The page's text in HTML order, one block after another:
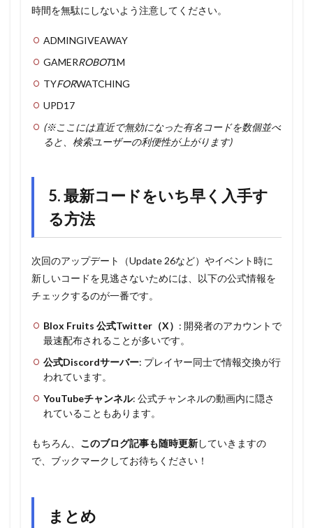
時間を無駄にしないよう注意してください。
ADMINGIVEAWAY
GAMERROBOT1M
TYFORWATCHING
UPD17
(※ここには直近で無効になった有名コードを数個並べ
ると、検索ユーザーの利便性が上がります)
5. 最新コードをいち早く入手す
る方法
次回のアップデート（Update 26など）やイベント時に
新しいコードを見逃さないためには、以下の公式情報を
チェックするのが一番です。
Blox Fruits 公式Twitter（X） : 開発者のアカウントで
最速配布されることが多いです。
公式Discordサーバー: プレイヤー同士で情報交換が行
われています。
YouTubeチャンネル: 公式チャンネルの動画内に隠さ
れていることもあります。
もちろん、 このブログ記事も随時更新していきますの
で、ブックマークしてお待ちください！
まとめ